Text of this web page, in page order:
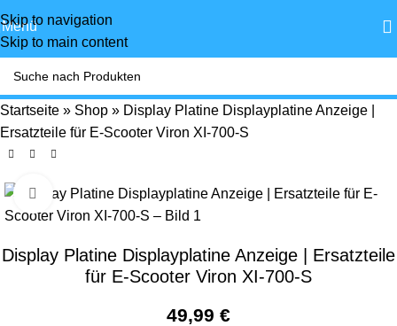
Skip to navigation
Skip to main content
Menü
Startseite » Shop » Display Platine Displayplatine Anzeige |
Ersatzteile für E-Scooter Viron XI-700-S
Click to enlarge
Display Platine Displayplatine Anzeige | Ersatzteile
für E-Scooter Viron XI-700-S
49,99 €